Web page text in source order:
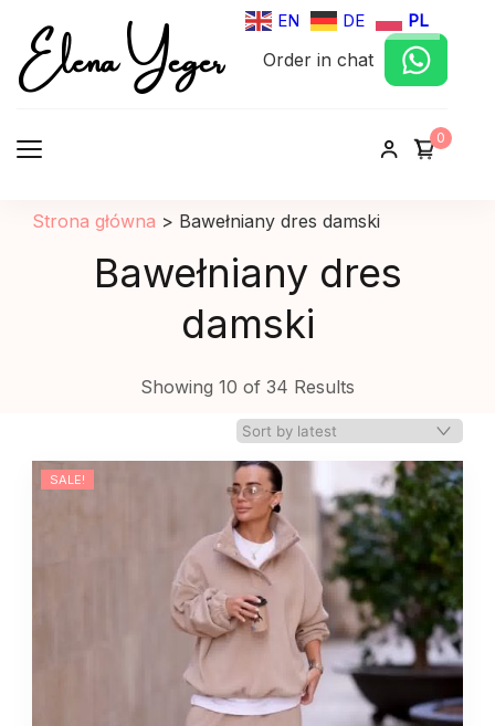
EN DE PL
Elena Yeger
Sklep internetowy odziez damska
Order in chat
0
Strona główna > Bawełniany dres damski
Bawełniany dres
damski
Showing 10 of 34 Results
SALE!